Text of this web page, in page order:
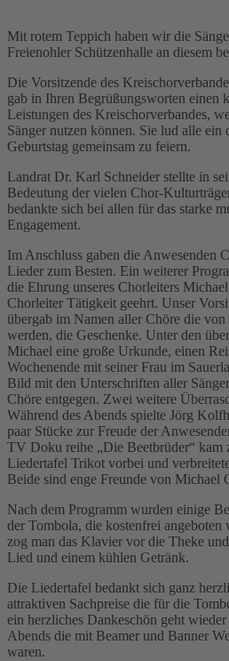
Mit rotem Teppich haben wir die
Freienohler Schützenhalle an diesem
Die Vorsitzende des
gab in Ihren Begrüßungsworten einen
Leistungen des Kreischorverbandes,
Sänger nutzen können. Sie lud alle ein
Geburtstag gemeinsam zu feiern.
Landrat Dr. Karl Schneider stellte in
Bedeutung der vielen Chor-
bedankte sich bei allen für das starke
Engagement.
Im Anschluss gaben die Anwesenden
Lieder zum Besten. Ein weiterer
die Ehrung unseres Chorleiters
Chorleiter Tätigkeit geehrt. Unser
übergab im Namen aller Chöre die
werden, die Geschenke. Unter den
Michael eine große Urkunde, einen
Wochenende mit seiner Frau im
Bild mit den Unterschriften aller
Chöre entgegen. Zwei weitere
Während des Abends spielte Jörg
paar Stücke zur Freude der
TV Doku reihe „Die Beetbrüder“ kam
Liedertafel Trikot vorbei und
Beide sind enge Freunde von Michael
Nach dem Programm wurden einige
der Tombola, die kostenfrei angeboten
zog man das Klavier vor die Theke
Lied und einem kühlen Getränk.
Die Liedertafel bedankt sich ganz
attraktiven Sachpreise die für die
ein herzliches Dankeschön geht
Abends die mit Beamer und Banner
waren.